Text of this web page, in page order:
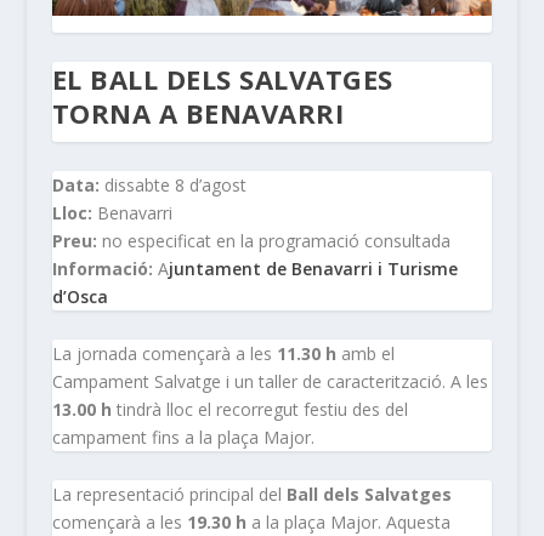
EL BALL DELS SALVATGES
TORNA A BENAVARRI
Data: dissabte 8 d’agost
Lloc: Benavarri
Preu: no especificat en la programació consultada
Informació: Ajuntament de Benavarri i Turisme
d’Osca
La jornada començarà a les 11.30 h amb el
Campament Salvatge i un taller de caracterització. A les
13.00 h tindrà lloc el recorregut festiu des del
campament fins a la plaça Major.
La representació principal del Ball dels Salvatges
començarà a les 19.30 h a la plaça Major. Aquesta